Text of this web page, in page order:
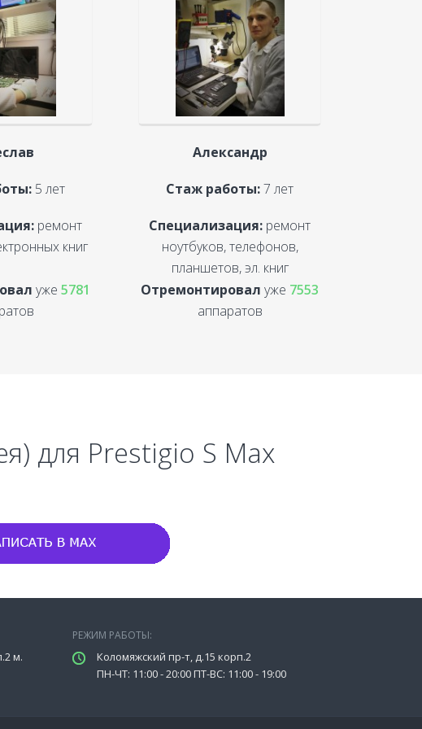
5 лет
ремонт
книг
уже5781
Александр
Стаж работы:7 лет
Специализация: ремонт
ноутбуков, телефонов,
планшетов, эл. книг
Отремонтировалуже 7553
аппаратов
для Prestigio S Max
м.
РЕЖИМ РАБОТЫ:
Коломяжский пр-т, д.15 корп.2
ПН-ЧТ: 11:00 - 20:00 ПТ-ВС: 11:00 - 19:00